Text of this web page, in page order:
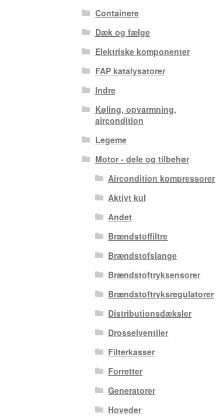
Containere
Dæk og fælge
Elektriske komponenter
FAP katalysatorer
Indre
Køling, opvarmning,
aircondition
Legeme
Motor - dele og tilbehør
Aircondition kompressorer
Aktivt kul
Andet
Brændstoffiltre
Brændstofslange
Brændstoftryksensorer
Brændstoftryksregulatorer
Distributionsdæksler
Drosselventiler
Filterkasser
Forretter
Generatorer
Hoveder